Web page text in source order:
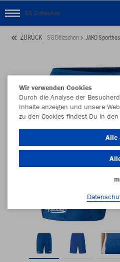
SG Dölzschen
ZURÜCK SG Dölzschen JAKO
Wir verwenden Cookies
Durch die Analyse der
Inhalte anzeigen und unsere
zu den Cookies findest Du in
Alle